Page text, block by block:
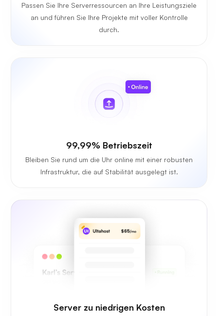
Passen Sie Ihre Serverressourcen an Ihre Leistungsziele
an und führen Sie Ihre Projekte mit voller Kontrolle
durch.
99,99% Betriebszeit
Bleiben Sie rund um die Uhr online mit einer robusten
Infrastruktur, die auf Stabilität ausgelegt ist.
Server zu niedrigen Kosten